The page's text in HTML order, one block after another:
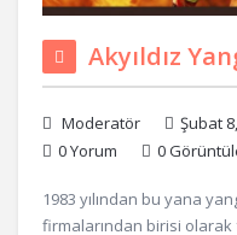
Akyıldız
Moderatör Şubat
0 Yorum
0
1983 yılından bu yana
firmalarından birisi olarak